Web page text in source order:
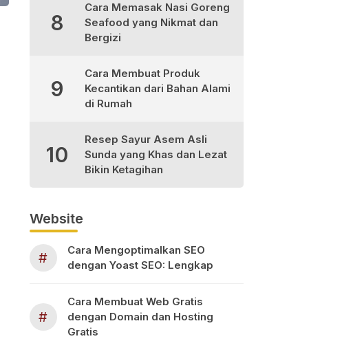
8
Cara Memasak Nasi Goreng
Seafood yang Nikmat dan
Bergizi
9
Cara Membuat Produk
Kecantikan dari Bahan Alami
di Rumah
10
Resep Sayur Asem Asli
Sunda yang Khas dan Lezat
Bikin Ketagihan
Website
#
Cara Mengoptimalkan SEO
dengan Yoast SEO: Lengkap
#
Cara Membuat Web Gratis
dengan Domain dan Hosting
Gratis